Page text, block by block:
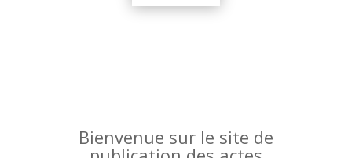
Bienvenue sur le site de